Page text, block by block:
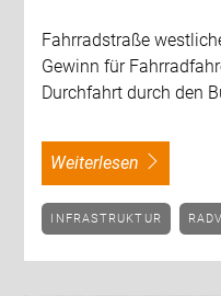
Fahrradstraße
Gewinn für
Durchfahrt durch den
weiterlesen
INFRASTRUKTUR